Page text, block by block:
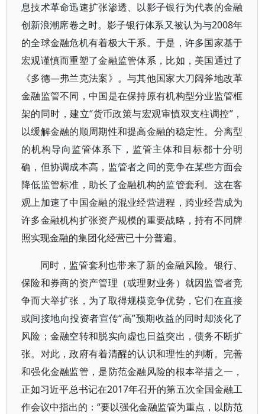
息技术革命迅速扩张渗透、以影子银行为代表的金融
创新浪潮席卷之时。影子银行体系又被认为与2008年
的全球金融危机有着极大干系。于是，许多国家基于
宏观谨慎而重塑了金融监管体系，比如，美国通过了
《多德—弗兰克法案》。与其他国家大刀阔斧地改革
金融监管不同，中国是在保持原有机构型分业监管框
架的同时，建立“货币政策与宏观审慎双支柱调控”，
以缓解金融的顺周期性和提高金融的稳定性。分离型
的机构导向监管体系下，监管主体和目标都十分明
确，但协调成本高，监管者之间的竞争在某些方面会
降低监管标准，助长了金融机构的监管套利。这在客
观上加速了中国金融的混业经营进程，跨业经营成为
许多金融机构扩张资产规模的重要战略，持有不同牌
照实现金融的集团化经营已十分普遍。
同时，监管套利也带来了新的金融风险。银行、
保险和券商的资产管理（或理财业务）就因监管者竞
争而大举扩张，为了取得规模竞争优势，它们在直接
或间接地向投资者宣传“高”预期收益的同时却淡化了
风险；金融空转和脱实向虚也日益突出，债务不断扩
张。对此，政府有着清醒的认识和理性的判断。完善
和强化金融监管，是防范金融风险的根本举措之一，
正如习近平总书记在2017年召开的第五次全国金融工
作会议中指出的：“要以强化金融监管为重点，以防范